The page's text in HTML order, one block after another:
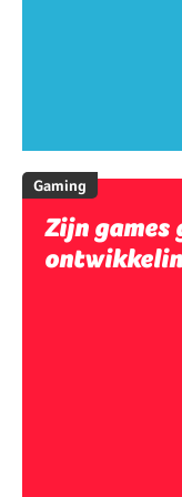
Gaming
Zijn games